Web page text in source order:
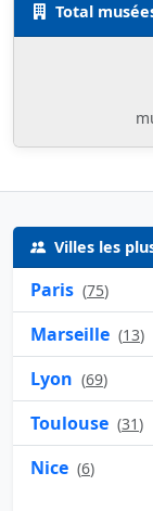
Total
Villes les
Paris (75)
Marseille (13)
Lyon (69)
Toulouse (31)
Nice (6)